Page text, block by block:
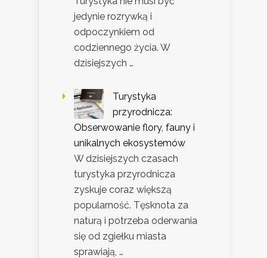
jedynie rozrywką i
odpoczynkiem od
codziennego życia. W
dzisiejszych …
Turystyka
przyrodnicza:
Obserwowanie flory, fauny i
unikalnych ekosystemów
W dzisiejszych czasach
turystyka przyrodnicza
zyskuje coraz większą
popularność. Tęsknota za
naturą i potrzeba oderwania
się od zgiełku miasta
sprawiają, …